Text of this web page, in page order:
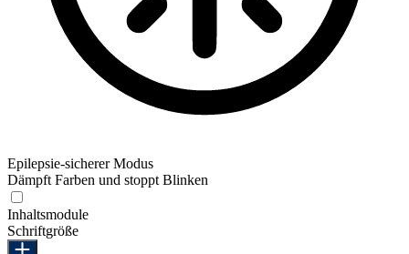
Epilepsie-sicherer Modus
Dämpft Farben und stoppt Blinken
Inhaltsmodule
Schriftgröße